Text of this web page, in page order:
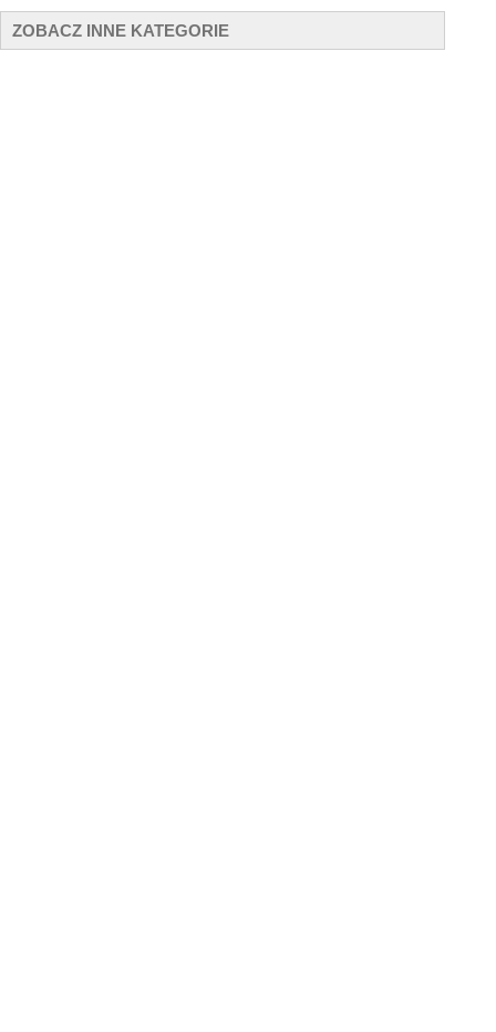
ZOBACZ INNE KATEGORIE